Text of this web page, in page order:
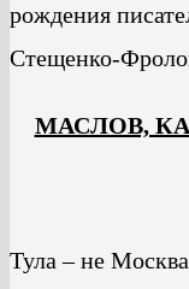
рождения
Стещенко-
МАСЛОВ,
Тула – не